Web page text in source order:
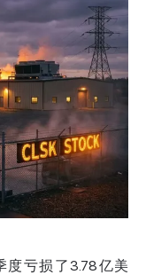
度亏损了3.78亿美